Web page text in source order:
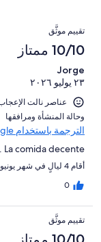
تقييمات
النزلاء
من
تقييمات
من
أصل
1010
من
تقييمات
النزلاء
التقييمات
تقييم موثَّق
10/10 ممتاز
Jorge
٢٣ يوليو ٢٠٢٦
و⁦حالة المنشأة ومرافقها⁩
الترجمة باستخدام Google
comida decente.
أقام 4 ليالٍ في شهر يونيو عام 2026
0
تقييم موثَّق